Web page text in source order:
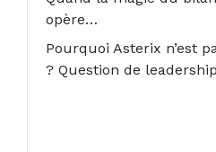
opère…
Pourquoi Asterix n’est
? Question de